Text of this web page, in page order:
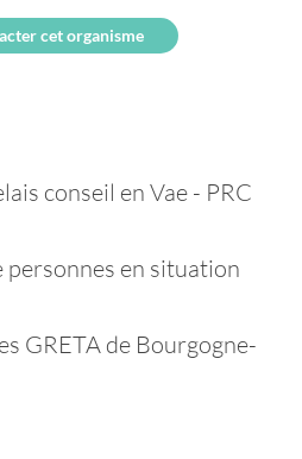
cet organisme
conseil en Vae - PRC
personnes en situation
GRETA de Bourgogne-